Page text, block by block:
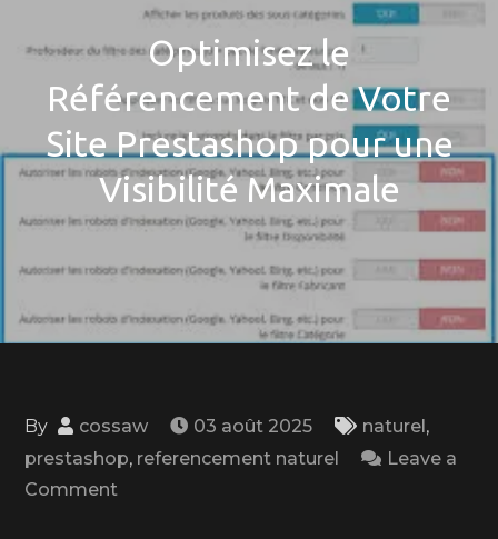
Optimisez le
Référencement de Votre
Site Prestashop pour une
Visibilité Maximale
By cossaw 03 août 2025 naturel,
prestashop, referencement naturel
Leave a
Commenton